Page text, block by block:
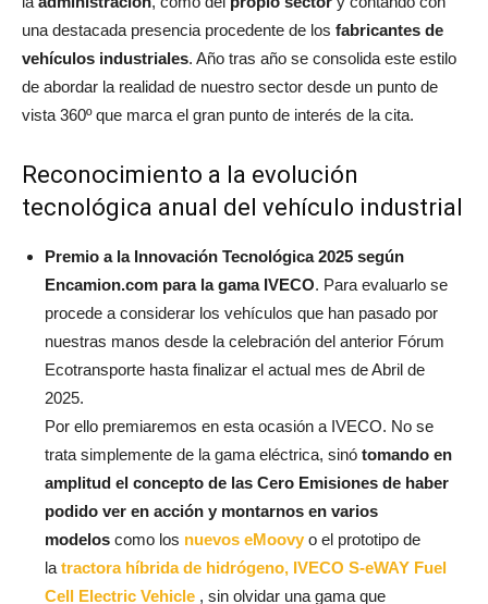
una destacada presencia procedente de los fabricantes de
vehículos industriales. Año tras año se consolida este estilo
de abordar la realidad de nuestro sector desde un punto de
vista 360º que marca el gran punto de interés de la cita.
Reconocimiento a la evolución
tecnológica anual del vehículo industrial
Premio a la Innovación Tecnológica 2025 según
Encamion.com para la gama IVECO. Para evaluarlo se
procede a considerar los vehículos que han pasado por
nuestras manos desde la celebración del anterior Fórum
Ecotransporte hasta finalizar el actual mes de Abril de
2025.
Por ello premiaremos en esta ocasión a IVECO. No se
trata simplemente de la gama eléctrica, sinó tomando en
amplitud el concepto de las Cero Emisiones de haber
podido ver en acción y montarnos en varios
modelos como los nuevos eMoovy o el prototipo de
la tractora híbrida de hidrógeno, IVECO S-eWAY Fuel
Cell Electric Vehicle , sin olvidar una gama que